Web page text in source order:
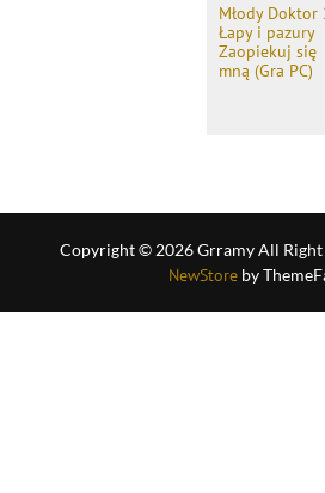
Młody Doktor
Łapy i pazury
Zaopiekuj się
mną (Gra PC)
Copyright © 2026 Grramy All Right
NewStoreby